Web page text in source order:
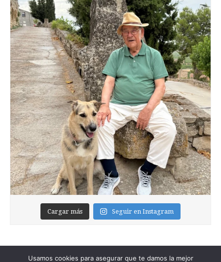
Cargar más Seguir en Instagram
Usamos cookies para asegurar que te damos la mejor